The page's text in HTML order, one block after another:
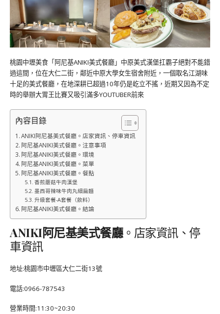
桃園中壢美食「阿尼基ANIKI美式餐廳」中原美式漢堡扛霸子絕對不能錯
過這間，位在大仁二街，鄰近中原大學女生宿舍附近，一個取名江湖味
十足的美式餐廳，在地深耕已超過10年仍是屹立不搖，近期又因為不定
時的舉辦大胃王比賽又吸引滿多YOUTUBER前來
內容目錄
ANIKI阿尼基美式餐廳。店家資訊、停車資訊
阿尼基ANIKI美式餐廳。注意事項
阿尼基ANIKI美式餐廳。環境
阿尼基ANIKI美式餐廳。菜單
阿尼基ANIKI美式餐廳。餐點
香煎蘑菇牛肉漢堡
墨西哥辣味牛肉丸細扁麵
升級套餐-A套餐（飲料）
阿尼基ANIKI美式餐廳。結論
ANIKI阿尼基美式餐廳。店家資訊、停
車資訊
地址:桃園市中壢區大仁二街13號
電話:0966-787543
營業時間:11:30~20:30